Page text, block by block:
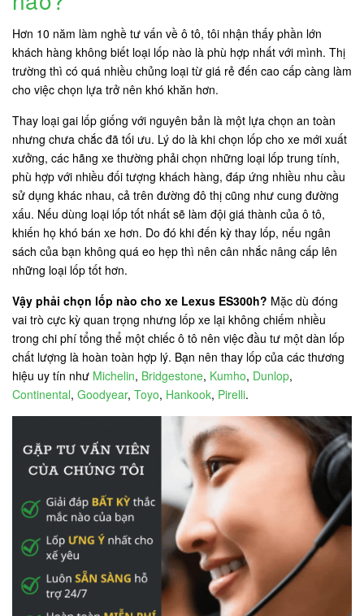
Hơn 10 năm làm nghề tư vấn về ô tô, tôi nhận thấy phần lớn
khách hàng không biết loại lốp nào là phù hợp nhất với mình. Thị
trường thì có quá nhiều chủng loại từ giá rẻ đến cao cấp càng làm
cho việc chọn lựa trở nên khó khăn hơn.
Thay loại gai lốp giống với nguyên bản là một lựa chọn an toàn
nhưng chưa chắc đã tối ưu. Lý do là khi chọn lốp cho xe mới xuất
xưởng, các hãng xe thường phải chọn những loại lốp trung tính,
phù hợp với nhiều đối tượng khách hàng, đáp ứng nhiều nhu cầu
sử dụng khác nhau, cả trên đường đô thị cũng như cung đường
xấu. Nếu dùng loại lốp tốt nhất sẽ làm đội giá thành của ô tô,
khiến họ khó bán xe hơn. Do đó khi đến kỳ thay lốp, nếu ngân
sách của bạn không quá eo hẹp thì nên cân nhắc nâng cấp lên
những loại lốp tốt hơn.
Vậy phải chọn lốp nào cho xe Lexus ES300h? Mặc dù đóng
vai trò cực kỳ quan trọng nhưng lốp xe lại không chiếm nhiều
trong chi phí tổng thể một chiếc ô tô nên việc đầu tư một dàn lốp
chất lượng là hoàn toàn hợp lý. Bạn nên thay lốp của các thương
hiệu uy tín như Michelin, Bridgestone, Kumho, Dunlop,
Continental, Goodyear, Toyo, Hankook, Pirelli.